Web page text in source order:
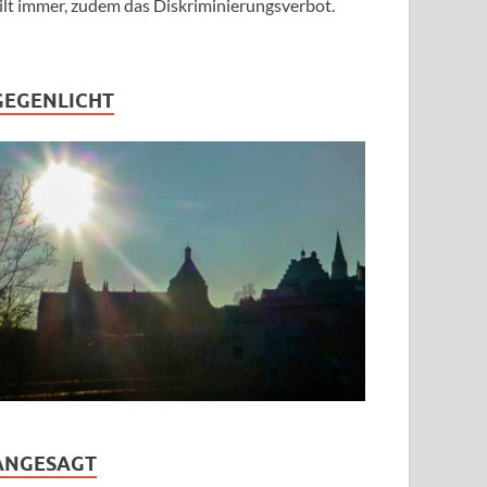
immer, zudem das Diskriminierungsverbot.